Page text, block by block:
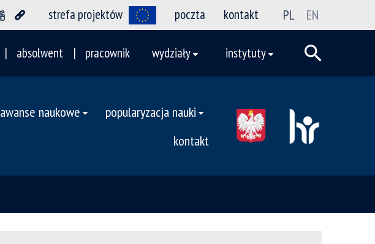
strefa projektów poczta kontakt PL EN
absolwent pracownik wydziały instytuty
awanse naukowe
popularyzacja nauki
kontakt